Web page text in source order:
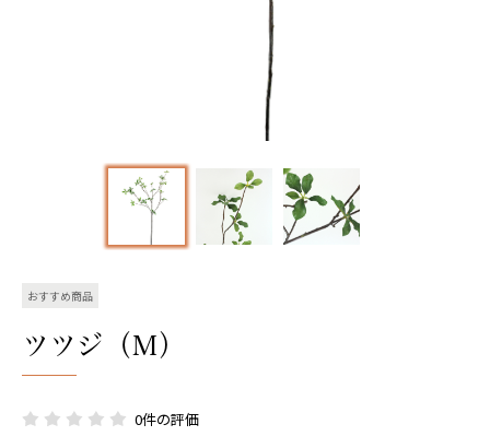
おすすめ商品
ツツジ（Ｍ）
0件の評価